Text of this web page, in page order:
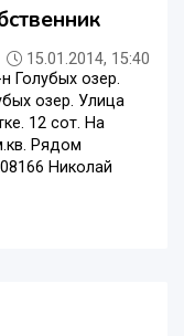
15.01.2014, 15:40
Голубых озер.
озер. Улица
12 сот. На
Рядом
Николай